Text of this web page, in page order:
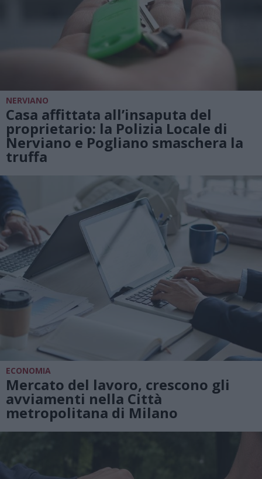
NERVIANO
Casa affittata all’insaputa del
proprietario: la Polizia Locale di
Nerviano e Pogliano smaschera la
truffa
ECONOMIA
Mercato del lavoro, crescono gli
avviamenti nella Città
metropolitana di Milano